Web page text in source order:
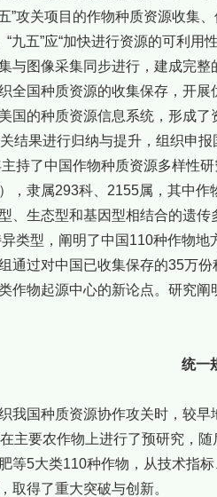
五”攻关项目的作物种质资源收
“九五”应“加快进行资源的可利
与图像采集同步进行，建成完
全国种质资源的收集保存，开
国的种质资源信息系统，形成
结果进行归纳与提升，组织申报
持了中国作物种质资源多样性
，隶属293科、2155属，其中
、生态型和基因型相结合的遗
类型，阐明了中国110种作物地
通过对中国已收集保存的35万
作物起源中心的新论点。研究
统一
我国种质资源协作攻关时，较
主要农作物上进行了预研究，
等5大类110种作物，从技术指
取得了重大突破与创新。